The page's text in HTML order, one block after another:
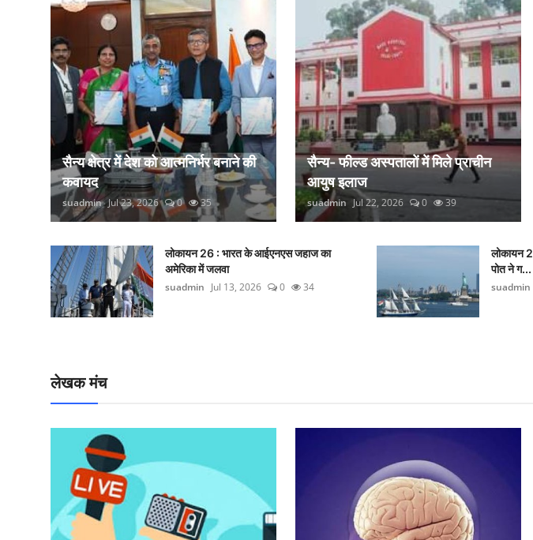
सैन्य क्षेत्र में देश को आत्मनिर्भर बनाने की
कवायद
suadmin Jul 23, 2026 0 35
सैन्य- फील्ड अस्पतालों में मिले प्राचीन
आयुष इलाज
suadmin Jul 22, 2026 0 39
लोकायन 26 : भारत के आईएनएस जहाज का
अमेरिका में जलवा
suadmin Jul 13, 2026 0 34
लोकायन
पोत ने ग...
suadmin
लेखक मंच